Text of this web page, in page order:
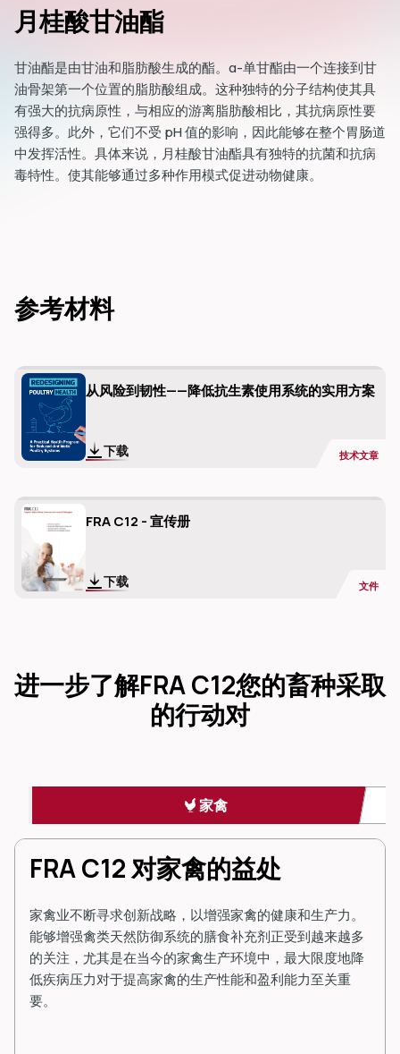
月桂酸甘油酯
甘油酯是由甘油和脂肪酸生成的酯。α-单甘酯由一个连接到甘
油骨架第一个位置的脂肪酸组成。这种独特的分子结构使其具
有强大的抗病原性，与相应的游离脂肪酸相比，其抗病原性要
强得多。此外，它们不受 pH 值的影响，因此能够在整个胃肠道
中发挥活性。具体来说，月桂酸甘油酯具有独特的抗菌和抗病
毒特性。使其能够通过多种作用模式促进动物健康。
参考材料
从风险到韧性——降低抗生素使用系统的实用方案
下载 技术文章
FRA C12 - 宣传册
下载 文件
进一步了解FRA C12您的畜种采取
的行动对
家禽
FRA C12 对家禽的益处
家禽业不断寻求创新战略，以增强家禽的健康和生产力。
能够增强禽类天然防御系统的膳食补充剂正受到越来越多
的关注，尤其是在当今的家禽生产环境中，最大限度地降
低疾病压力对于提高家禽的生产性能和盈利能力至关重
要。